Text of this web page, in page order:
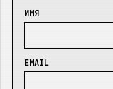
ИМЯ
EMAIL